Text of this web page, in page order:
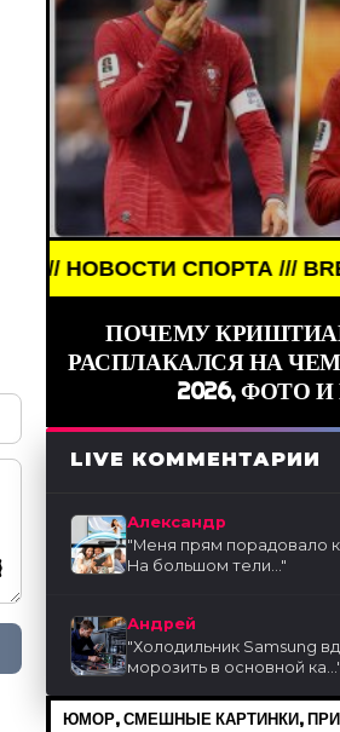
СПОРТА ///
ПОЧЕМУ
РАСПЛАКАЛСЯ НА
2026, ФОТО
LIVE КОММЕНТАРИИ
Александр
"Меня прям порадовало
На большом тели..."
Андрей
"Холодильник Samsung
морозить в основной ка..."
ЮМОР, СМЕШНЫЕ КАРТИНКИ,